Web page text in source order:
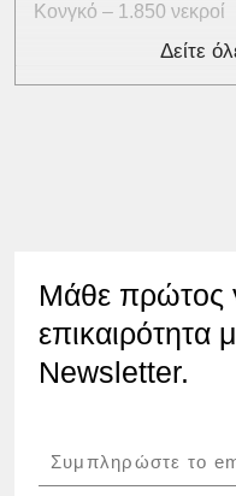
Κονγκό – 1.850 νεκροί
Δείτε
Μάθε πρώτος
επικαιρότητα
Newsletter.